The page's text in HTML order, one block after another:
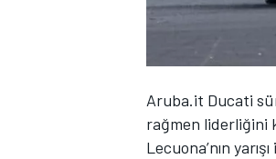
Aruba.it Ducati
rağmen liderliğini
Lecuona’nın